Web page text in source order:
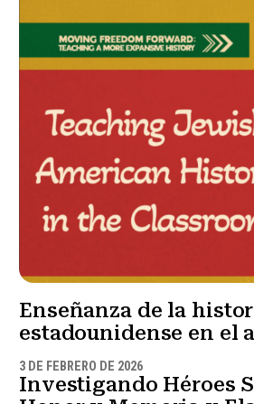
Enseñanza de la
estadounidense en el
3 DE FEBRERO DE 2026
Investigando Héroes